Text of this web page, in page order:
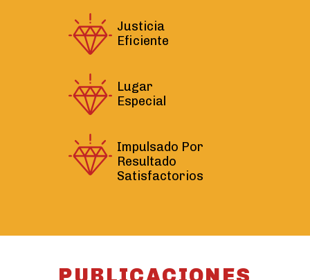
Justicia
Eficiente
Lugar
Especial
Impulsado Por
Resultado
Satisfactorios